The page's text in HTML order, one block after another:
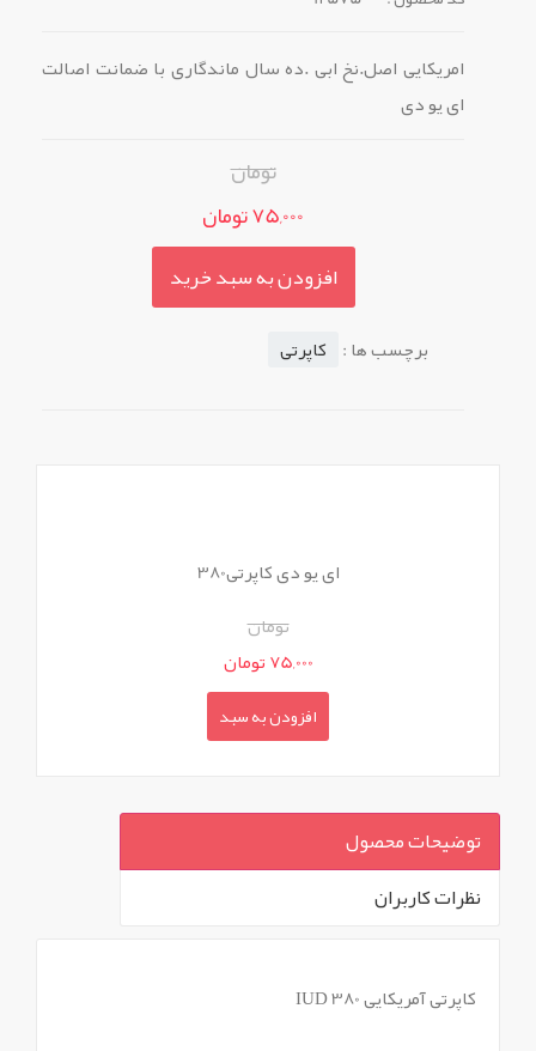
امریکایی اصل.نخ ابی .ده سال ماندگاری با ضمانت اصالت
ای یو دی
تومان
75,000 تومان
افزودن به سبد خرید
برچسب ها : کاپرتی
ای یو دی کاپرتی380
تومان
75,000 تومان
افزودن به سبد
توضیحات محصول
نظرات کاربران
کاپرتی آمریکایی 380 IUD